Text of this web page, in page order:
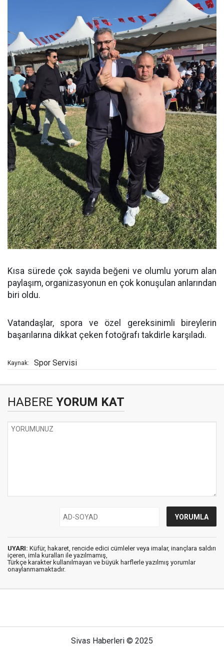
Kısa sürede çok sayıda beğeni ve olumlu yorum alan
paylaşım, organizasyonun en çok konuşulan anlarından
biri oldu.
Vatandaşlar, spora ve özel gereksinimli bireylerin
başarılarına dikkat çeken fotoğrafı takdirle karşıladı.
Kaynak: Spor Servisi
HABERE YORUM KAT
UYARI: Küfür, hakaret, rencide edici cümleler veya imalar, inançlara saldırı
içeren, imla kuralları ile yazılmamış,
Türkçe karakter kullanılmayan ve büyük harflerle yazılmış yorumlar
onaylanmamaktadır.
Sivas Haberleri © 2025